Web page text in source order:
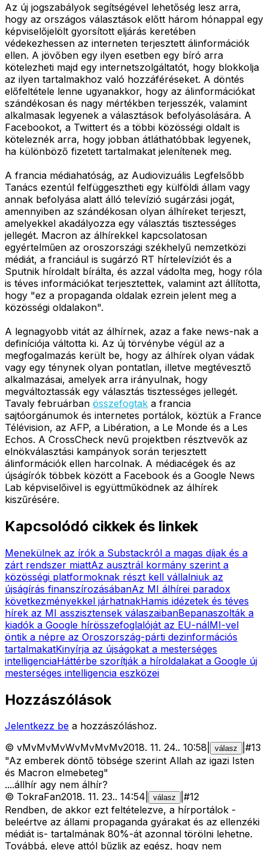
Az új jogszabályok segítségével lehetőség lesz arra,
hogy az országos választások előtt három hónappal egy
képviselőjelölt gyorsított eljárás keretében
védekezhessen az interneten terjesztett álinformációk
ellen. A jövőben egy ilyen esetben egy bíró arra
kötelezheti majd egy internetszolgáltatót, hogy blokkolja
az ilyen tartalmakhoz való hozzáféréseket. A döntés
előfeltétele lenne ugyanakkor, hogy az álinformációkat
szándékosan és nagy mértékben terjesszék, valamint
alkalmasak legyenek a választások befolyásolására. A
Facebookot, a Twittert és a többi közösségi oldalt is
köteleznék arra, hogy jobban átláthatóbbak legyenek,
ha különböző fizetett tartalmakat jelenítenek meg.
A francia médiahatóság, az Audiovizuális Legfelsőbb
Tanács ezentúl felfüggesztheti egy külföldi állam vagy
annak befolyása alatt álló televízió sugárzási jogát,
amennyiben az szándékosan olyan álhíreket terjeszt,
amelyekkel akadályozza egy választás tisztességes
jellegét. Macron az álhírekkel kapcsolatosan
egyértelműen az oroszországi székhelyű nemzetközi
médiát, a franciául is sugárzó RT hírtelevíziót és a
Sputnik híroldalt bírálta, és azzal vádolta meg, hogy róla
is téves információkat terjesztettek, valamint azt állította,
hogy "ez a propaganda oldalak ezrein jelent meg a
közösségi oldalakon".
A legnagyobb vitát az álhírnek, azaz a fake news-nak a
definíciója váltotta ki. Az új törvénybe végül az a
megfogalmazás került be, hogy az álhírek olyan vádak
vagy egy ténynek olyan pontatlan, illetve megtévesztő
alkalmazásai, amelyek arra irányulnak, hogy
megváltoztassák egy választás tisztességes jellegét.
Tavaly februárban összefogtak a francia
sajtóorgánumok és internetes portálok, köztük a France
Télévision, az AFP, a Libération, a Le Monde és a Les
Echos. A CrossCheck nevű projektben résztvevők az
elnökválasztási kampányok során terjesztett
álinformációk ellen harcolnak. A médiacégek és az
újságírók többek között a Facebook és a Google News
Lab képviselőivel is együttműködnek az álhírek
kiszűrésére.
Kapcsolódó cikkek és linkek
Menekülnek az írók a Substackról a magas díjak és a
zárt rendszer miattAz ausztrál kormány szerint a
közösségi platformoknak részt kell vállalniuk az
újságírás finanszírozásábanAz MI álhírei paradox
következményekkel járhatnakHamis idézetek és téves
hírek az MI asszisztensek válaszaibanBepanaszolták a
kiadók a Google hírösszefoglalóját az EU-nálMI-vel
öntik a népre az Oroszország-párti dezinformációs
tartalmakatKinyírja az újságokat a mesterséges
intelligenciaHáttérbe szorítják a híroldalakat a Google új
mesterséges intelligencia eszközei
Hozzászólások
Jelentkezz be a hozzászóláshoz.
© vMvMvMvWvMvMvMv2018. 11. 24.. 10:58 válasz #13
"Az emberek döntő töbsége szerint Allah az igazi Isten
és Macron elmebeteg"
....állhír agy nem álhír?
© TokraFan2018. 11. 23.. 14:54 válasz #12
Rendben, de akkor ezt feltételezve, a hírportálok -
beleértve az állami propaganda gyárakat és az ellenzéki
médiát is- tartalmának 80%-át azonnal törölni lehetne.
Továbbá, eleve attól bűzlik az egész, hogy nem